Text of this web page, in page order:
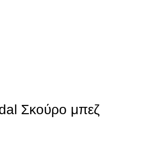
Σκούρο μπεζ